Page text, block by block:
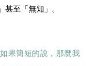
甚至「無知」。
果簡短的說，那麼我